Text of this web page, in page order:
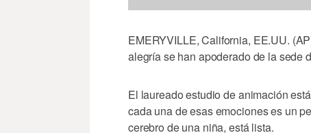
EMERYVILLE, California, EE.UU.
alegría se han apoderado de la sede
El laureado estudio de animación
cada una de esas emociones es un
cerebro de una niña, está lista.